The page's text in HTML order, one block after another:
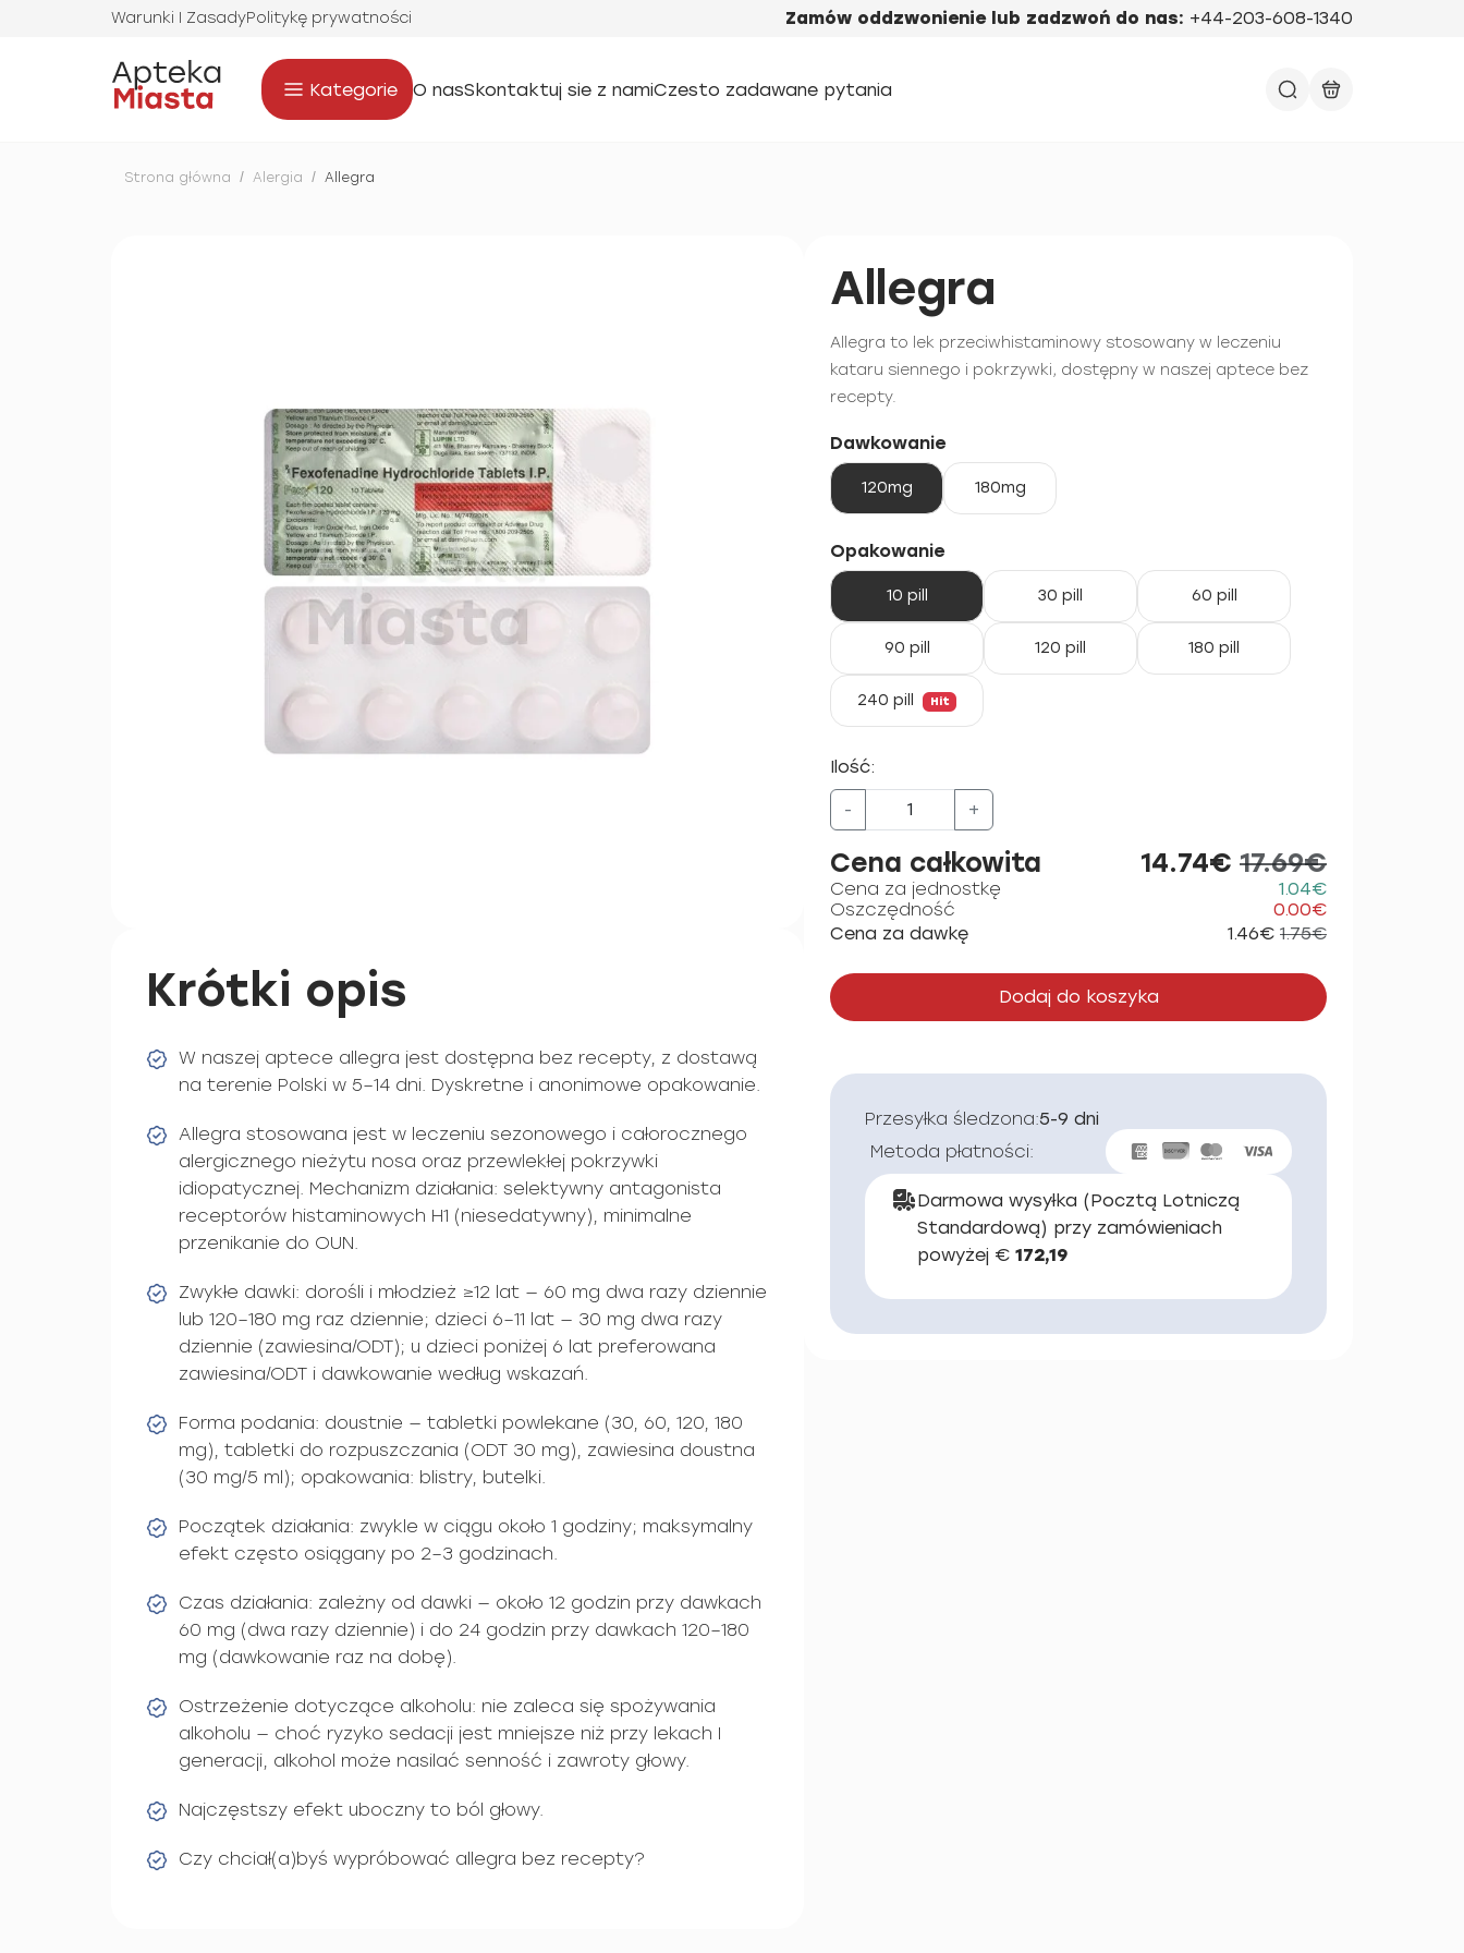
Warunki I ZasadyPolitykę prywatności Zamów oddzwonienie lub zadzwoń do nas: +44-203-608-1340
Kategorie O nasSkontaktuj sie z namiCzesto zadawane pytania
Strona główna / Alergia / Allegra
Krótki opis
W naszej aptece allegra jest dostępna bez recepty, z dostawą
na terenie Polski w 5–14 dni. Dyskretne i anonimowe opakowanie.
Allegra stosowana jest w leczeniu sezonowego i całorocznego
alergicznego nieżytu nosa oraz przewlekłej pokrzywki
idiopatycznej. Mechanizm działania: selektywny antagonista
receptorów histaminowych H1 (niesedatywny), minimalne
przenikanie do OUN.
Zwykłe dawki: dorośli i młodzież ≥12 lat — 60 mg dwa razy dziennie
lub 120–180 mg raz dziennie; dzieci 6–11 lat — 30 mg dwa razy
dziennie (zawiesina/ODT); u dzieci poniżej 6 lat preferowana
zawiesina/ODT i dawkowanie według wskazań.
Forma podania: doustnie — tabletki powlekane (30, 60, 120, 180
mg), tabletki do rozpuszczania (ODT 30 mg), zawiesina doustna
(30 mg/5 ml); opakowania: blistry, butelki.
Początek działania: zwykle w ciągu około 1 godziny; maksymalny
efekt często osiągany po 2–3 godzinach.
Czas działania: zależny od dawki — około 12 godzin przy dawkach
60 mg (dwa razy dziennie) i do 24 godzin przy dawkach 120–180
mg (dawkowanie raz na dobę).
Ostrzeżenie dotyczące alkoholu: nie zaleca się spożywania
alkoholu — choć ryzyko sedacji jest mniejsze niż przy lekach I
generacji, alkohol może nasilać senność i zawroty głowy.
Najczęstszy efekt uboczny to ból głowy.
Czy chciał(a)byś wypróbować allegra bez recepty?
Allegra
Allegra to lek przeciwhistaminowy stosowany w leczeniu
kataru siennego i pokrzywki, dostępny w naszej aptece bez
recepty.
Dawkowanie
120mg 180mg
Opakowanie
10 pill 30 pill 60 pill
90 pill 120 pill 180 pill
240 pill Hit
Ilość:
- +
Cena całkowita 14.74€ 17.69€
Cena za jednostkę
1.04€
Oszczędność
0.00€
Cena za dawkę
1.46€ 1.75€
Dodaj do koszyka
Przesyłka śledzona:5-9 dni
Metoda płatności:
Darmowa wysyłka (Pocztą Lotniczą
Standardową) przy zamówieniach
powyżej € 172,19